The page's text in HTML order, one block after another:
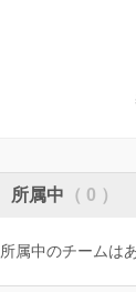
所属中 （ 0 ）
所属中のチームは